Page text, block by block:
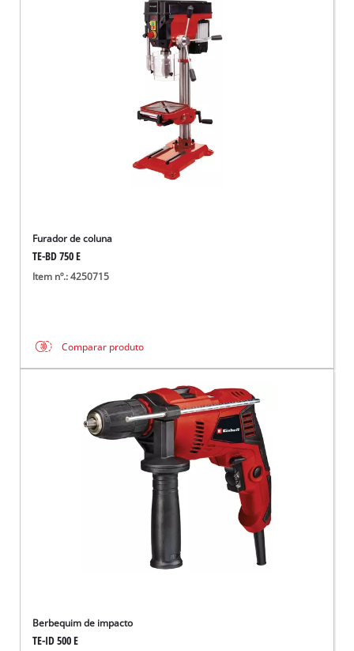
Furador de coluna
TE-BD 750 E
Item nº.: 4250715
Comparar produto
Berbequim de impacto
TE-ID 500 E